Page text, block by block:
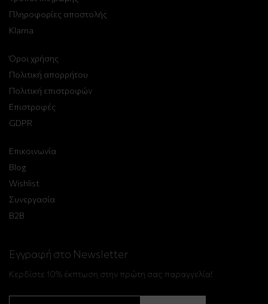
Πληροφορίες αποστολής
Klarna
Όροι χρήσης
Πολιτική απορρήτου
Πολιτική επιστροφών
Επιστροφές
GDPR
Επικοινωνία
Blog
Wishlist
Συνεργασία
B2B
Εγγραφή στο Newsletter
Κερδίστε 10% έκπτωση στην πρώτη σας παραγγελία!